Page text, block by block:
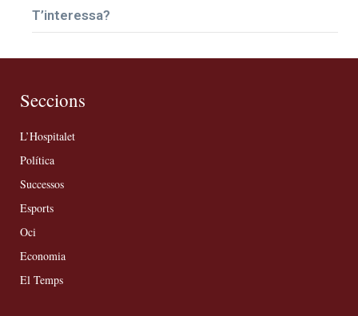
T’interessa?
Seccions
L’Hospitalet
Política
Successos
Esports
Oci
Economia
El Temps